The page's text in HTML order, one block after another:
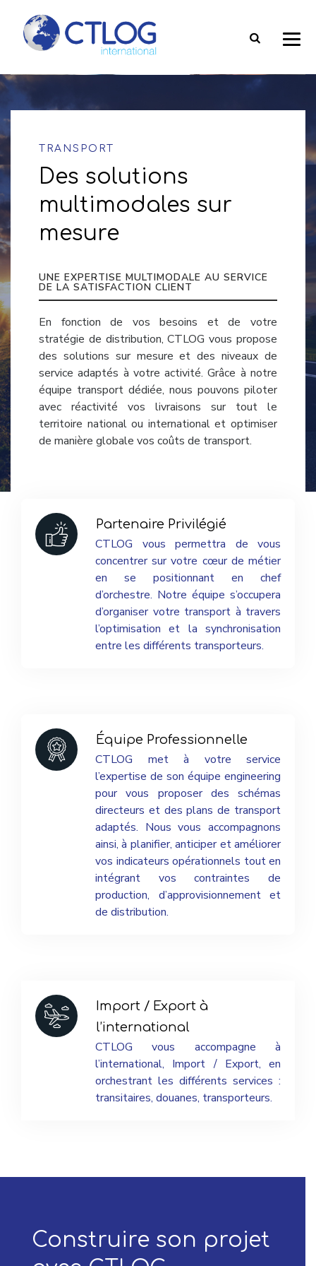
TRANSPORT
Des solutions
multimodales sur
mesure
UNE EXPERTISE MULTIMODALE AU SERVICE
DE LA SATISFACTION CLIENT
En fonction de vos besoins et de votre
stratégie de distribution, CTLOG vous propose
des solutions sur mesure et des niveaux de
service adaptés à votre activité. Grâce à notre
équipe transport dédiée, nous pouvons piloter
avec réactivité vos livraisons sur tout le
territoire national ou international et optimiser
de manière globale vos coûts de transport.
Partenaire Privilégié
CTLOG vous permettra de vous
concentrer sur votre cœur de métier
en se positionnant en chef
d’orchestre. Notre équipe s’occupera
d’organiser votre transport à travers
l’optimisation et la synchronisation
entre les différents transporteurs.
Équipe Professionnelle
CTLOG met à votre service
l’expertise de son équipe engineering
pour vous proposer des schémas
directeurs et des plans de transport
adaptés. Nous vous accompagnons
ainsi, à planifier, anticiper et améliorer
vos indicateurs opérationnels tout en
intégrant vos contraintes de
production, d’approvisionnement et
de distribution.
Import / Export à
l’international
CTLOG vous accompagne à
l’international, Import / Export, en
orchestrant les différents services :
transitaires, douanes, transporteurs.
Construire son projet